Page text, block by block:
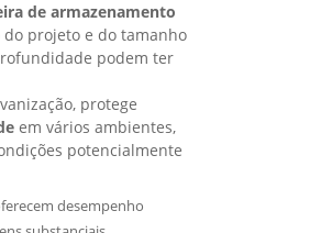
de armazenamento
projeto e do tamanho
podem ter
protege
em vários ambientes,
potencialmente
desempenho